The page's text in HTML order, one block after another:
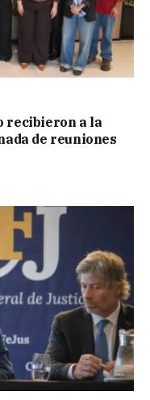
recibieron a la
de reuniones